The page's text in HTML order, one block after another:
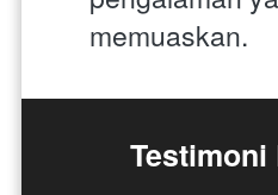
memuaskan.
Testimoni